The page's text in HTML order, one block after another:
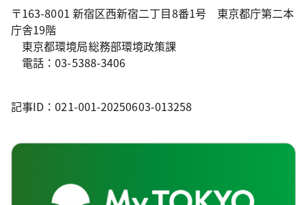
〒163-8001 新宿区西新宿二丁目8番1号 東京都庁第二本
庁舎19階
東京都環境局総務部環境政策課
電話：03-5388-3406
記事ID：021-001-20250603-013258